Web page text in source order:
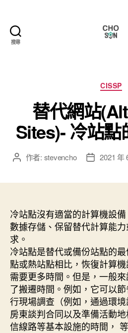
搜尋
大
小
事
分
類
CISSP
替代網站
Sites)- 冷站
文 作者: stevencho
文
期
2021 年
冷站點沒有適當的計算機設
數據存儲、保留替代計算能
求。
冷站點是替代或備份站點的
點或熱站點相比，恢復計算
需要更多時間。但是，一般
了搬遷時間。例如，它可以
行現場調查（例如，通過環
房東談判合同以及準備活動
信線路等基本設施的時間，